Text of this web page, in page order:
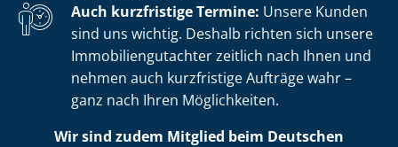
Auch kurzfristige Termine: Unsere Kunden
sind uns wichtig. Deshalb richten sich unsere
Im­mo­bi­li­en­gut­ach­ter zeitlich nach Ihnen und
nehmen auch kurzfristige Aufträge wahr –
ganz nach Ihren Möglichkeiten.
Wir sind zudem Mitglied beim Deutschen